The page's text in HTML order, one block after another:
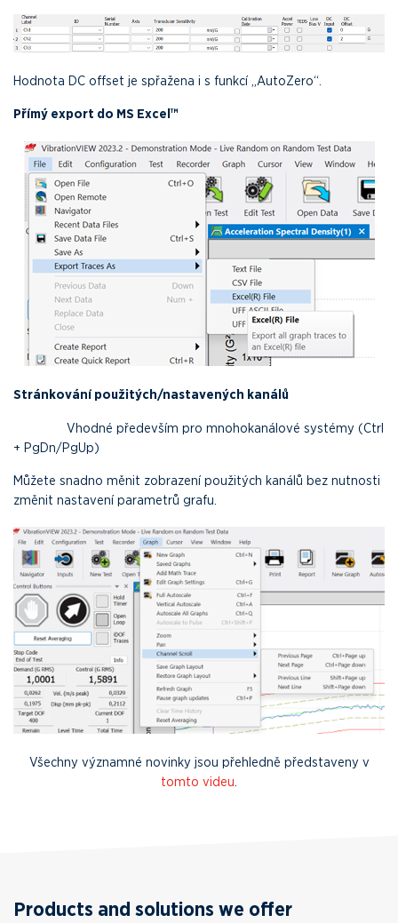
Hodnota DC offset je spřažena i s funkcí „AutoZero“.
Přímý export do MS Excel™
Stránkování použitých/nastavených kanálů
Vhodné především pro mnohokanálové systémy (Ctrl
+ PgDn/PgUp)
Můžete snadno měnit zobrazení použitých kanálů bez nutnosti
změnit nastavení parametrů grafu.
Všechny významné novinky jsou přehledně představeny v
tomto videu
Products and solutions we offer